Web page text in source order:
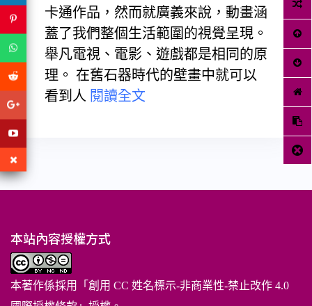
卡通作品，然而就廣義來說，動畫涵
蓋了我們整個生活範圍的視覺呈現。
舉凡電視、電影、遊戲都是相同的原
理。 在舊石器時代的壁畫中就可以
看到人 閱讀全文
本站內容授權方式
本著作係採用「 創用 CC 姓名標示-非商業性-禁止改作 4.0